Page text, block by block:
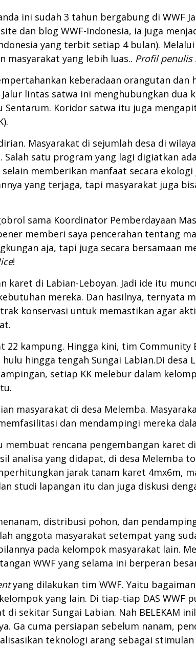
ini sudah 3 tahun bergabung di WWF
dan blog WWF-Indonesia, ia juga
yang terbit setiap 4 bulan).
masyarakat yang lebih luas.. Profil penulis
keberadaan orangutan
lintas satwa ini menghubungkan dua
Sentarum. Koridor satwa itu juga
Masyarakat di sejumlah desa di
satu program yang lagi digiatkan
memberikan manfaat secara
yang terjaga, tapi masyarakat juga
sama Koordinator Pemberdayaan
memberi saya pencerahan tentang
aja, tapi juga secara bersamaan
!
karet di Labian-Leboyan. Jadi ide itu
mereka. Dan hasilnya, ternyata
konservasi untuk memastikan agar
kampung. Hingga kini, tim Community
hingga tengah Sungai Labian.Di desa
setiap KK melebur dalam
masyarakat di desa Melemba.
dan mendampingi mereka
rencana pengembangan karet
analisa yang didapat, di desa Melemba
jarak tanam karet 4mx6m,
studi lapangan itu dan juga diskusi
distribusi pohon, dan
anggota masyarakat setempat yang
pada kelompok masyarakat lain.
WWF yang selama ini berperan
yang dilakukan tim WWF. Yaitu
yang lain. Di tiap-tiap DAS WWF
sekitar Sungai Labian. Nah BELEKAM
Ga cuma persiapan sebelum nanam,
teknologi arang sebagai